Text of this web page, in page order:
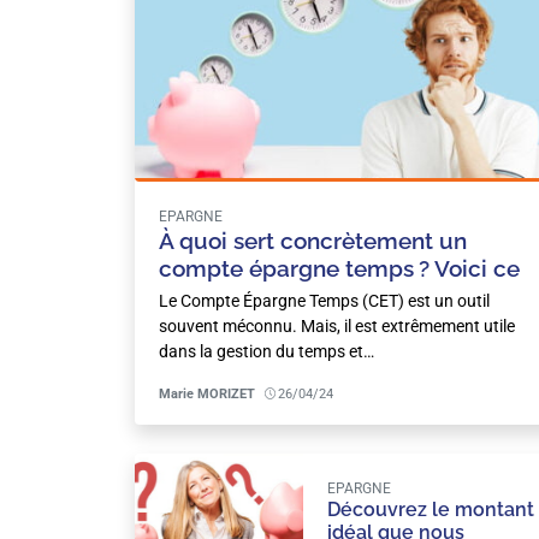
À quoi sert concrètement un
compte épargne temps ? Voici ce
que vous devez savoir
EPARGNE
Le Compte Épargne Temps (CET) est un outil
souvent méconnu. Mais, il est extrêmement utile
dans la gestion du temps et…
Marie MORIZET 26/04/24
Découvrez le montant
idéal que nous
EPARGNE